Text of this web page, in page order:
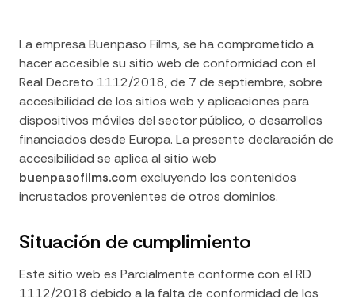
La empresa Buenpaso Films, se ha comprometido a
hacer accesible su sitio web de conformidad con el
Real Decreto 1112/2018, de 7 de septiembre, sobre
accesibilidad de los sitios web y aplicaciones para
dispositivos móviles del sector público, o desarrollos
financiados desde Europa. La presente declaración de
accesibilidad se aplica al sitio web
buenpasofilms.comexcluyendo los contenidos
incrustados provenientes de otros dominios.
Situación de cumplimiento
Este sitio web es Parcialmente conforme con el RD
1112/2018 debido a la falta de conformidad de los